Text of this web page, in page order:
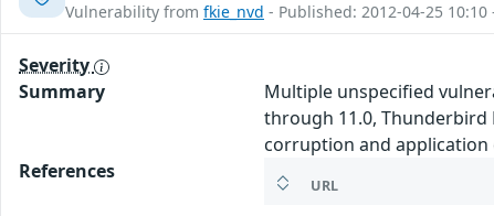
Vulnerability from fkie_nvd - Published: 2012-04-25
Severity
Summary
Multiple unspecified
through 11.0, Thunderbird
corruption and application
References
URL